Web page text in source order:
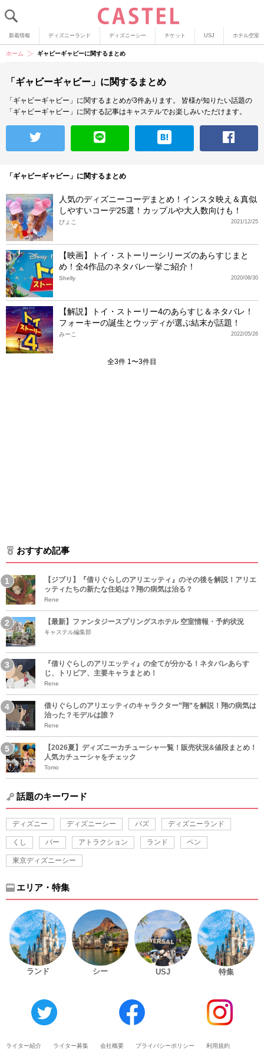
新着情報 ディズニーランド ディズニーシー チケット USJ ホテル空室
ホーム ギャビーギャビーに関するまとめ
「ギャビーギャビー」に関するまとめ
「ギャビーギャビー」に関するまとめが3件あります。
皆様が知りたい話題の
「ギャビーギャビー」に関する記事はキャステルでお楽しみいただけます。
「ギャビーギャビー」に関するまとめ
人気のディズニーコーデまとめ！インスタ映え＆真似
しやすいコーデ25選！カップルや大人数向けも！
2021/12/25
ぴょこ
【映画】トイ・ストーリーシリーズのあらすじまと
め！全4作品のネタバレ一挙ご紹介！
2020/08/30
Shelly
【解説】トイ・ストーリー4のあらすじ＆ネタバレ！
フォーキーの誕生とウッディが選ぶ結末が話題！
2022/05/26
みーこ
全3件 1〜3件目
おすすめ記事
【ジブリ】『借りぐらしのアリエッティ』のその後を解説！アリエ
ッティたちの新たな住処は？翔の病気は治る？
Rene
【最新】ファンタジースプリングスホテル 空室情報・予約状況
キャステル編集部
『借りぐらしのアリエッティ』の全てが分かる！ネタバレあらす
じ、トリビア、主要キャラまとめ！
Rene
借りぐらしのアリエッティのキャラクター”翔”を解説！翔の病気は
治った？モデルは誰？
Rene
【2026夏】ディズニーカチューシャ一覧！販売状況&値段まとめ！
人気カチューシャをチェック
Tomo
話題のキーワード
ディズニー ディズニーシー バズ ディズニーランド
くし バー アトラクション ランド ペン
東京ディズニーシー
エリア・特集
ランド シー USJ 特集
ライター紹介 ライター募集 会社概要 プライバシーポリシー 利用規約